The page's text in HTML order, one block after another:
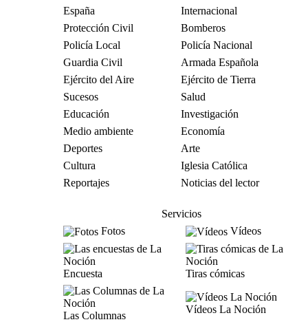
España
Internacional
Protección Civil
Bomberos
Policía Local
Policía Nacional
Guardia Civil
Armada Española
Ejército del Aire
Ejército de Tierra
Sucesos
Salud
Educación
Investigación
Medio ambiente
Economía
Deportes
Arte
Cultura
Iglesia Católica
Reportajes
Noticias del lector
Servicios
Fotos
Vídeos
Encuesta Tiras cómicas
Las Columnas
Vídeos La Noción